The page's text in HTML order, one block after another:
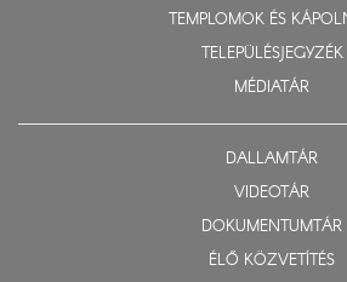
TEMPLOMOK ÉS
TELEPÜLÉSJEGYZÉK
MÉDIATÁR
DALLAMTÁR
VIDEOTÁR
DOKUMENTUMTÁR
ÉLŐ KÖZVETÍTÉS